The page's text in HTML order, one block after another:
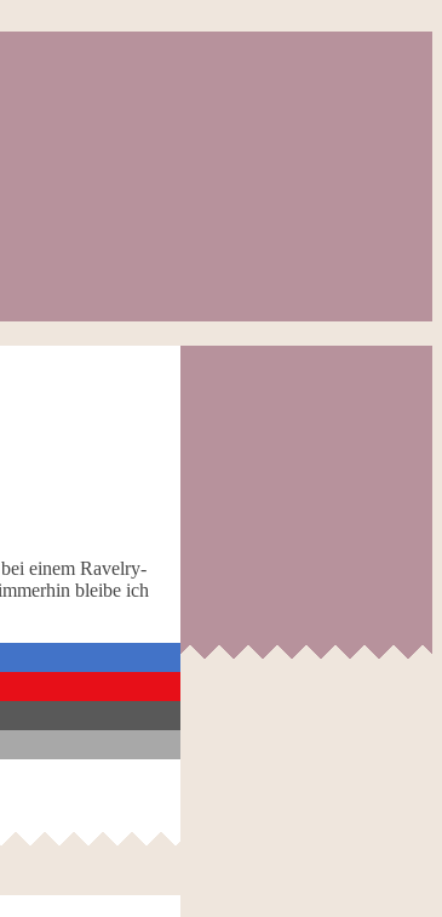
einem Ravelry-
bleibe ich